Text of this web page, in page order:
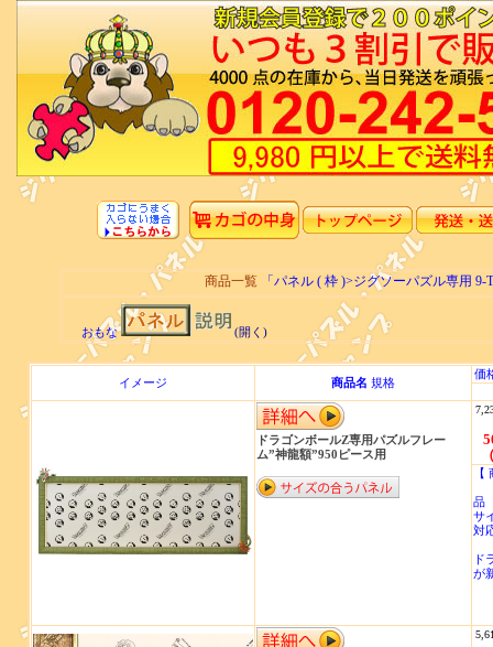
商品一覧 「パネル ( 枠 )>ジグソーパズル専用
おもな (開く)
イメージ 商品名 規格
価
ドラゴンボールZ専用パズルフレー
ム”神龍額”950ピース用
【
品
サ
対
ド
が